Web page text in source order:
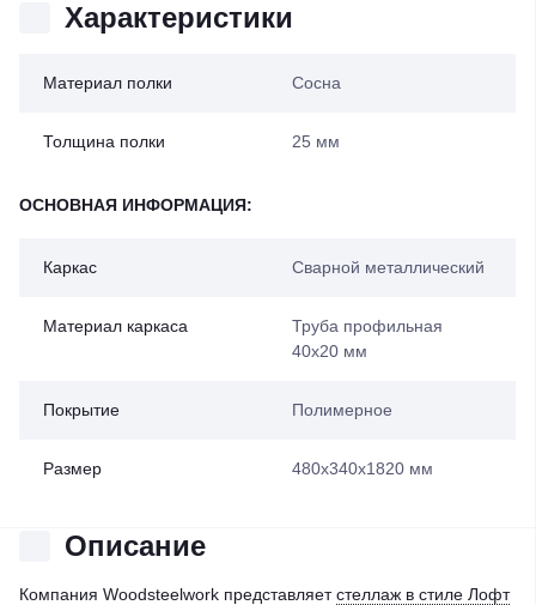
Характеристики
Материал полки Сосна
Толщина полки 25 мм
ОСНОВНАЯ ИНФОРМАЦИЯ:
Каркас Сварной металлический
Материал каркаса
Труба профильная
40х20 мм
Покрытие Полимерное
Размер 480х340х1820 мм
Описание
Компания Woodsteelwork представляетстеллаж в стиле Лофт